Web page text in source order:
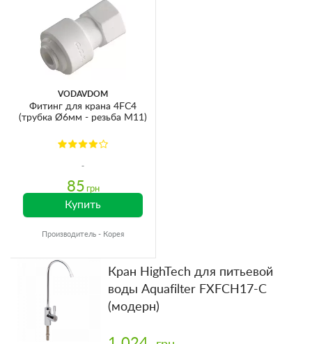
VODAVDOM
Фитинг для крана 4FC4
(трубка Ø6мм - резьба М11)
85 грн
Купить
Производитель - Корея
Кран HighTech для питьевой
воды Aquafilter FXFCH17-C
(модерн)